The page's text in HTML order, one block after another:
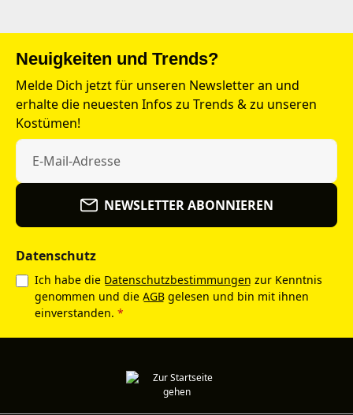
Neuigkeiten und Trends?
Melde Dich jetzt für unseren Newsletter an und
erhalte die neuesten Infos zu Trends & zu unseren
Kostümen!
NEWSLETTER ABONNIEREN
Datenschutz
Ich habe die Datenschutzbestimmungen zur Kenntnis
genommen und die AGB gelesen und bin mit ihnen
einverstanden. *